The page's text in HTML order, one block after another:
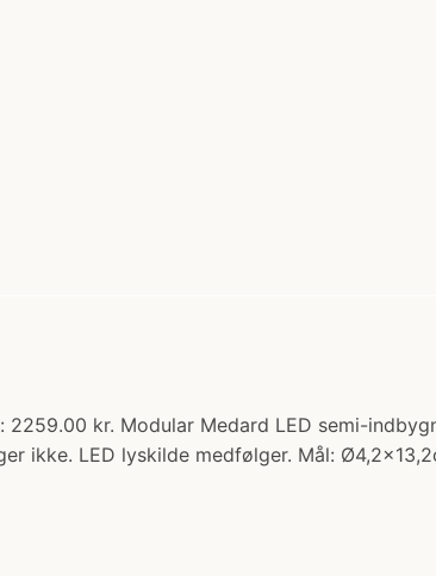
kr. Modular Medard LED semi-
ikke. LED lyskilde medfølger. Mål: